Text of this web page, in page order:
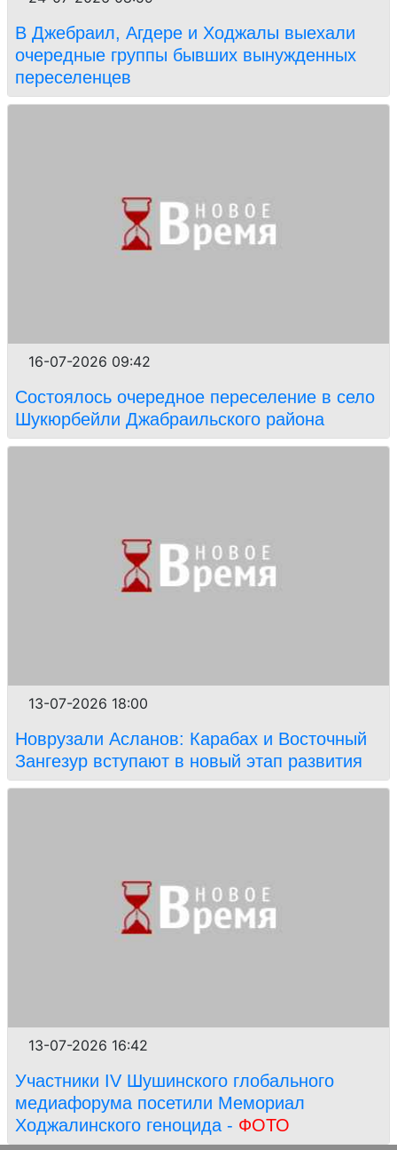
В Джебраил, Агдере и Ходжалы выехали
очередные группы бывших вынужденных
переселенцев
16-07-2026 09:42
Состоялось очередное переселение в село
Шукюрбейли Джабраильского района
13-07-2026 18:00
Новрузали Асланов: Карабах и Восточный
Зангезур вступают в новый этап развития
13-07-2026 16:42
Участники IV Шушинского глобального
медиафорума посетили Мемориал
Ходжалинского геноцида - ФОТО